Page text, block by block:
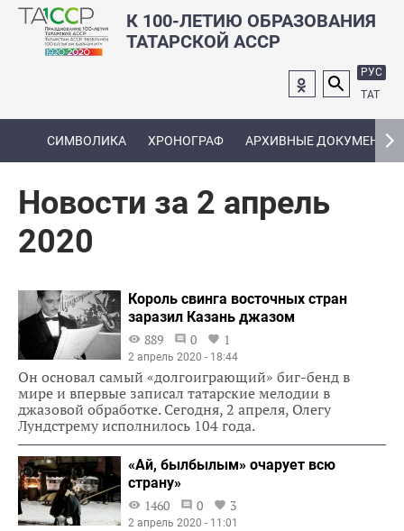
К 100-ЛЕТИЮ ОБРАЗОВАНИЯ
ТАТАРСКОЙ АССР
РУС
ТАТ
СИМВОЛИКА ХРОНОГРАФ АРХИВНЫЕ ДОКУМЕНТЫ
Новости за 2 апрель
2020
Король свинга восточных стран
заразил Казань джазом
889
0 1
2 апрель 2020 - 18:44
Он основал самый «долгоиграющий» биг-бенд в
мире и впервые записал татарские мелодии в
джазовой обработке. Сегодня, 2 апреля, Олегу
Лундстрему исполнилось 104 года.
«Ай, былбылым» очарует всю
страну»
1460
0 3
2 апрель 2020 - 11:01